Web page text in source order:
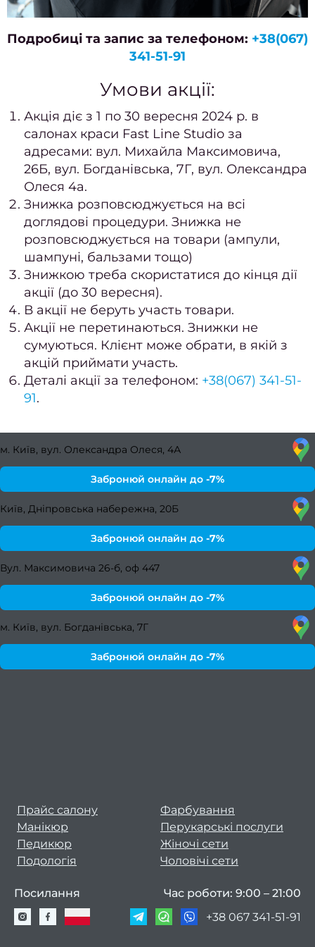
Подробиці та запис за телефоном: +38(067)
341-51-91
Умови акції:
Акція діє з 1 по 30 вересня 2024 р. в
салонах краси Fast Line Studio за
адресами: вул. Михайла Максимовича,
26Б, вул. Богданівська, 7Г, вул. Олександра
Олеся 4а.
Знижка розповсюджується на всі
доглядові процедури. Знижка не
розповсюджується на товари (ампули,
шампуні, бальзами тощо)
Знижкою треба скористатися до кінця дії
акції (до 30 вересня).
В акції не беруть участь товари.
Акції не перетинаються. Знижки не
сумуються. Клієнт може обрати, в якій з
акцій приймати участь.
Деталі акції за телефоном: +38(067) 341-51-
91.
м. Київ, вул. Олександра Олеся, 4А
Забронюй онлайн до -7%
Київ, Дніпровська набережна, 20Б
Забронюй онлайн до -7%
Вул. Максимовича 26-б, оф 447
Забронюй онлайн до -7%
м. Київ, вул. Богданівська, 7Г
Забронюй онлайн до -7%
Прайс салону
Манікюр
Педикюр
Подологія
Фарбування
Перукарські послуги
Жіночі сети
Чоловічі сети
Час роботи: 9:00 – 21:00
+38 067 341-51-91
Посилання